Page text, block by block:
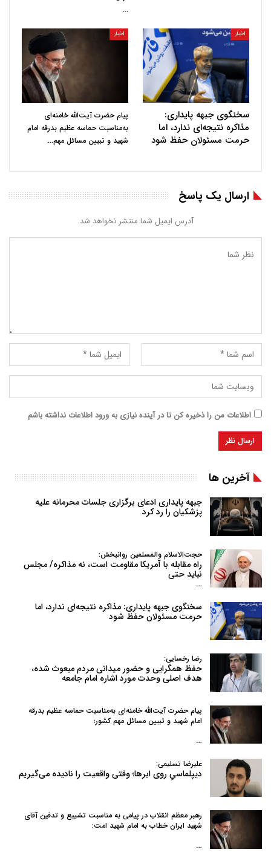
…
اخبار
سخنگوی جبهه پایداری:
مذاکره نتیجه‌ای ندارد، اما
حرمت مسئولان حفظ شود
اخبار
پیام حضرت آیت‌الله خامنه‌ای
به‌مناسبت حماسه عظیم بدرقه امام
شهید و تبیین مسائل مهم…
ارسال یک پاسخ
آدرس ایمیل شما منتشر نخواهد شد.
اطلاعات من را ذخیره کن تا در آینده نیازی به ورود اطلاعات نداشته باشم
آخرین ها
جبهه پایداری ادعای برگزاری جلسات محرمانه علیه
پزشکیان را رد کرد
حجت‌الاسلام والمسلمین روانبخش:
راه مقابله با آمریکا مقاومت است، نه مذاکره/ مجلس
نباید حتی
…
سخنگوی جبهه پایداری: مذاکره نتیجه‌ای ندارد، اما
حرمت مسئولان حفظ شود
رضا رخسایی:
حفظ همگرایی و حضور میدانی مردم مبعوث شده،
هدف اصلی وحدت مورد اشاره امام جامعه
پیام حضرت آیت‌الله خامنه‌ای به‌مناسبت حماسه عظیم بدرقه
امام شهید و تبیین مسائل مهم کشور؛
…
علیرضا تسلیمی:
دیپلماسیِ روی ابرها؛ وقتی واقعیت را نادیده می‌گیریم
رهبر معظم انقلاب در پیامی به‌ مناسبت تشییع و تدفین آقای
شهید ایران خطاب به امام شهید امت:
…